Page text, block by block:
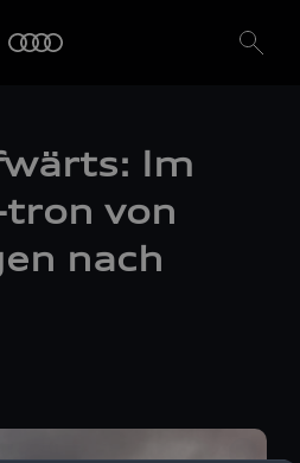
Im
tron von
nach
Straße 1, 85057 Ingolstadt, allein
und ähnliche Technologien